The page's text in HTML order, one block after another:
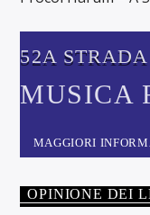
52A STRADA
MUSICA
MAGGIORI
OPINIONE DEI